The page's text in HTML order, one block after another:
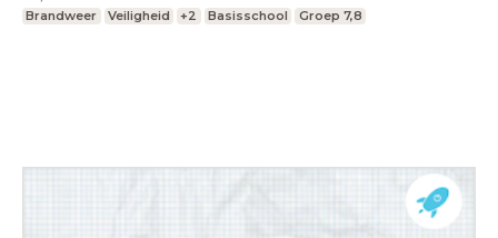
Brandweer Veiligheid +2 Basisschool Groep 7,8